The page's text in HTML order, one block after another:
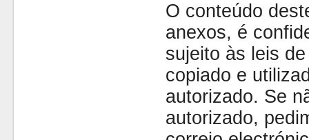
O conteúdo
anexos, é
sujeito às leis
copiado e
autorizado. Se
autorizado,